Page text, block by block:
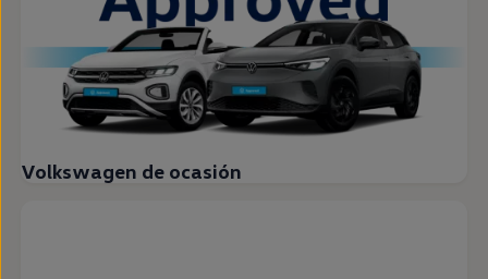
Volkswagen de ocasión